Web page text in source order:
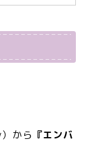
から 『エンバ